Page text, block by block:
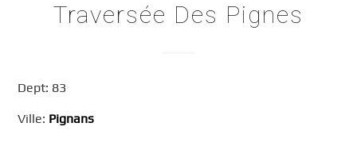
Traversée Des Pignes
Dept: 83
Ville: Pignans